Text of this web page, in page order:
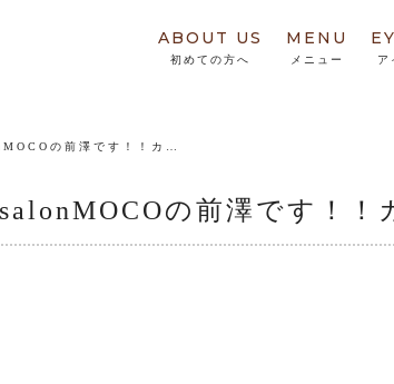
ABOUT US
初めての方へ
MENU
メニュー ア
の前澤です！！カ…
の前澤です！！